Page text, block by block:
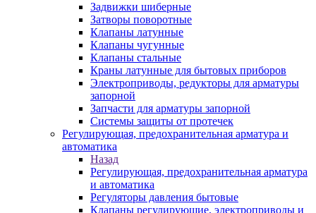
Задвижки шиберные
Затворы поворотные
Клапаны латунные
Клапаны чугунные
Клапаны стальные
Краны латунные для бытовых приборов
Электроприводы, редукторы для арматуры
запорной
Запчасти для арматуры запорной
Системы защиты от протечек
Регулирующая, предохранительная арматура и
автоматика
Назад
Регулирующая, предохранительная арматура
и автоматика
Регуляторы давления бытовые
Клапаны регулирующие, электроприводы и